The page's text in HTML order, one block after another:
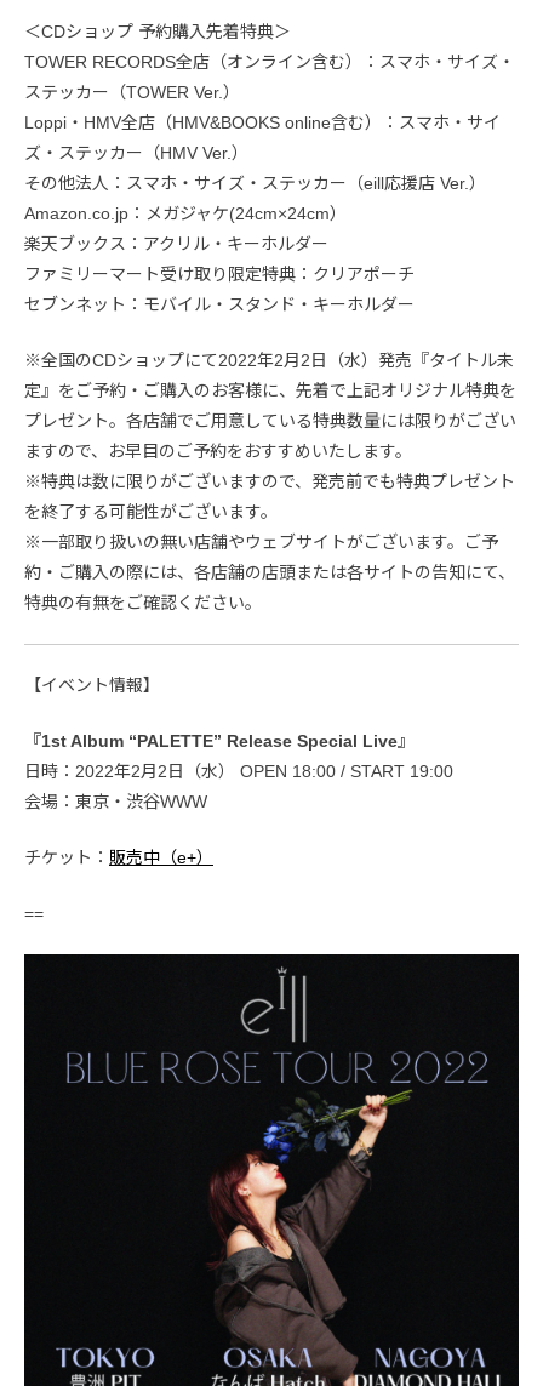
＜CDショップ 予約購入先着特典＞
TOWER RECORDS全店（オンライン含む）：スマホ・サイズ・
ステッカー（TOWER Ver.）
Loppi・HMV全店（HMV&BOOKS online含む）：スマホ・サイ
ズ・ステッカー（HMV Ver.）
その他法人：スマホ・サイズ・ステッカー（eill応援店 Ver.）
Amazon.co.jp：メガジャケ(24cm×24cm）
楽天ブックス：アクリル・キーホルダー
ファミリーマート受け取り限定特典：クリアポーチ
セブンネット：モバイル・スタンド・キーホルダー
※全国のCDショップにて2022年2月2日（水）発売『タイトル未
定』をご予約・ご購入のお客様に、先着で上記オリジナル特典を
プレゼント。各店舗でご用意している特典数量には限りがござい
ますので、お早目のご予約をおすすめいたします。
※特典は数に限りがございますので、発売前でも特典プレゼント
を終了する可能性がございます。
※一部取り扱いの無い店舗やウェブサイトがございます。ご予
約・ご購入の際には、各店舗の店頭または各サイトの告知にて、
特典の有無をご確認ください。
【イベント情報】
『1st Album “PALETTE” Release Special Live』
日時：2022年2月2日（水） OPEN 18:00 / START 19:00
会場：東京・渋谷WWW
チケット： 販売中（e+）
==